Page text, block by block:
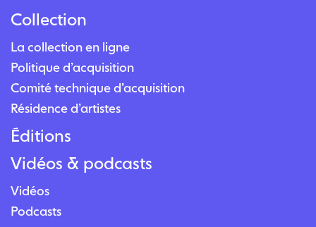
Collection
La collection en ligne
Politique d’acquisition
Comité technique d’acquisition
Résidence d’artistes
Éditions
Vidéos & podcasts
Vidéos
Podcasts